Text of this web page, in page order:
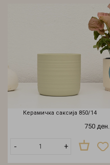
Керамичка саксија 850/14
750 ден.
- +